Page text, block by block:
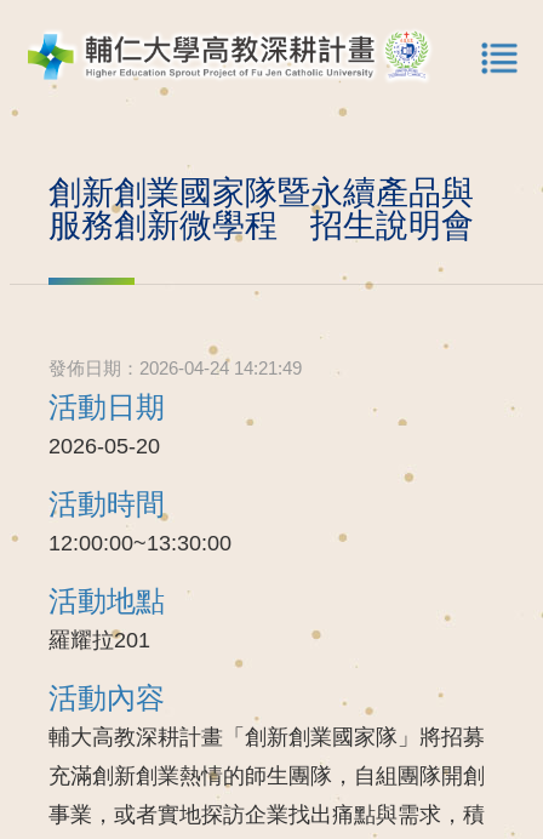
創新創業國家隊暨永續產品與
服務創新微學程 招生說明會
發佈日期：2026-04-24 14:21:49
活動日期
2026-05-20
活動時間
12:00:00~13:30:00
活動地點
羅耀拉201
活動內容
輔大高教深耕計畫「創新創業國家隊」將招募
充滿創新創業熱情的師生團隊，自組團隊開創
事業，或者實地探訪企業找出痛點與需求，積